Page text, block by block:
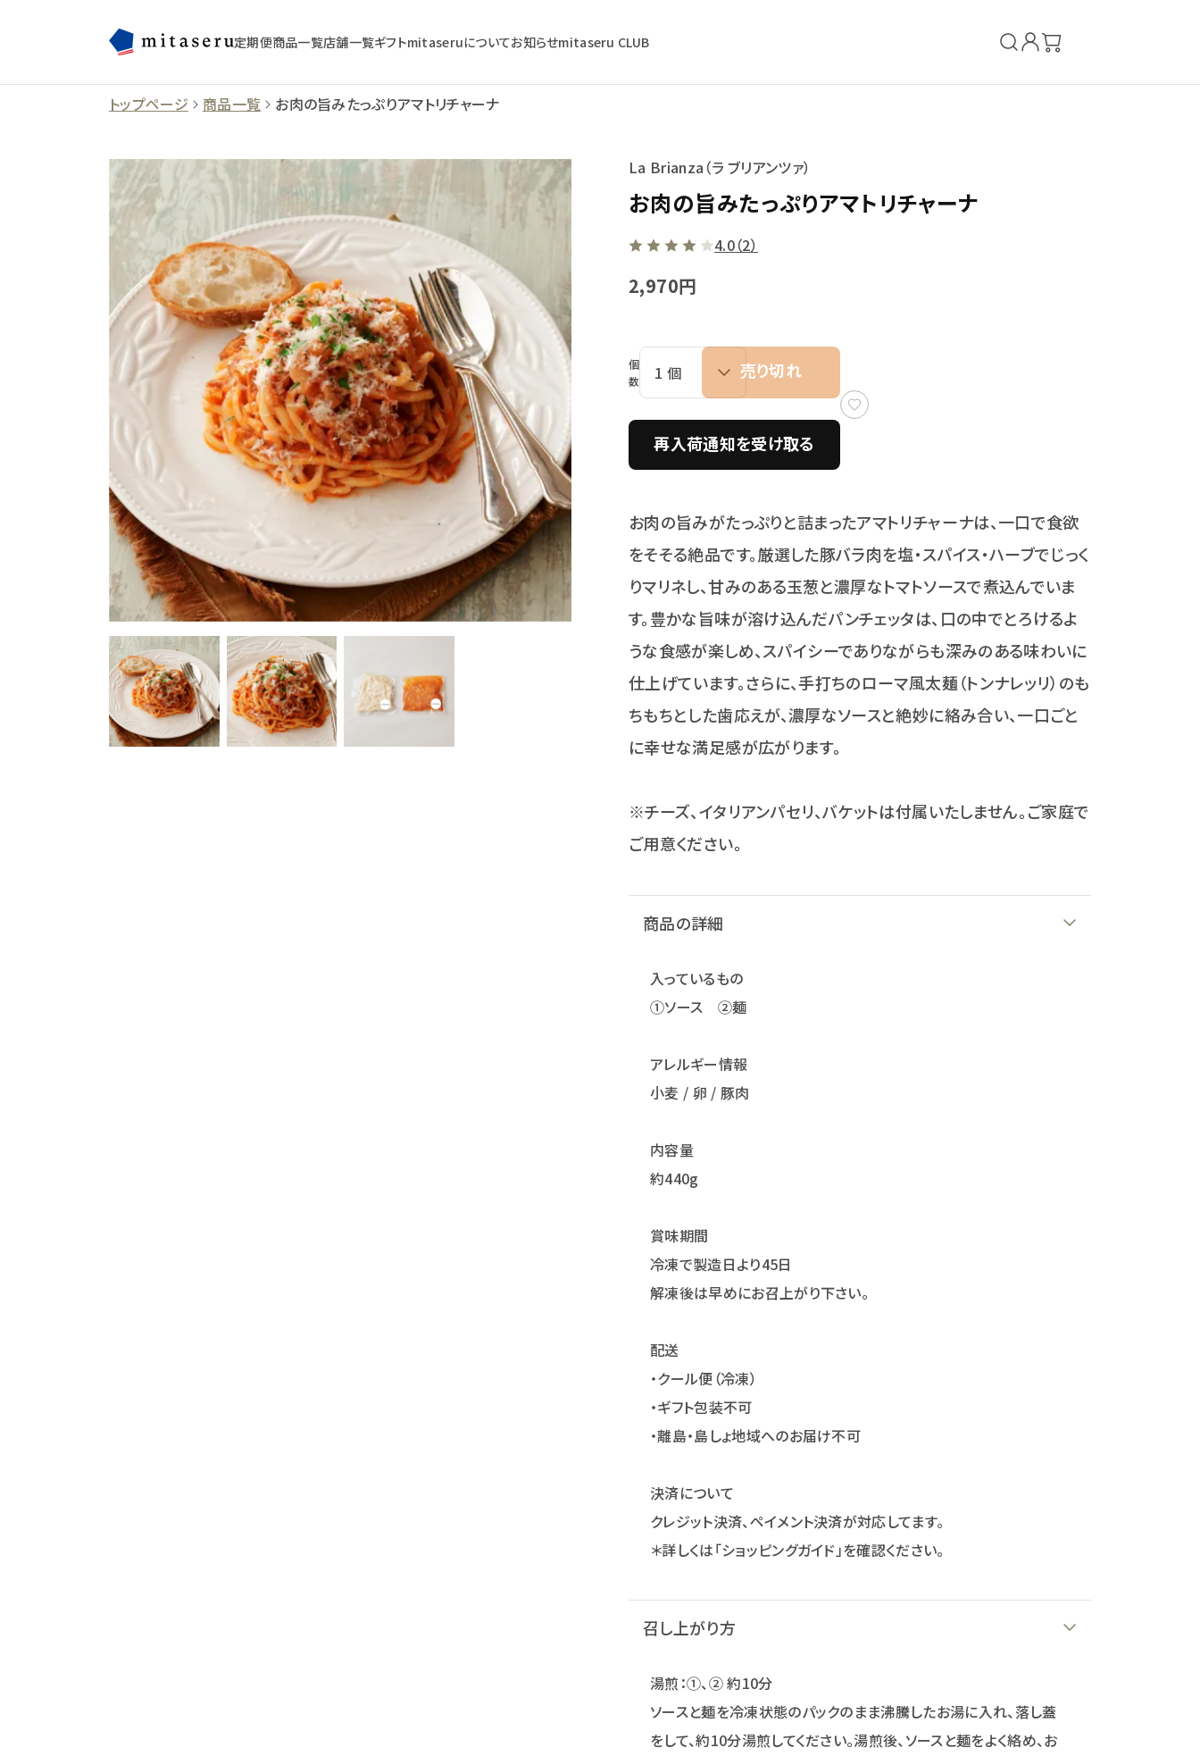
定期便商品一覧店舗一覧ギフトmitaseruについてお知らせmitaseru CLUB
トップページ 商品一覧 お肉の旨みたっぷりアマトリチャーナ
La Brianza（ラ ブリアンツァ）
お肉の旨みたっぷりアマトリチャーナ
4.0（2）
2,970円
個
数
売り切れ
再入荷通知を受け取る
お肉の旨みがたっぷりと詰まったアマトリチャーナは、一口で食欲
をそそる絶品です。厳選した豚バラ肉を塩・スパイス・ハーブでじっく
りマリネし、甘みのある玉葱と濃厚なトマトソースで煮込んでいま
す。豊かな旨味が溶け込んだパンチェッタは、口の中でとろけるよ
うな食感が楽しめ、スパイシーでありながらも深みのある味わいに
仕上げています。さらに、手打ちのローマ風太麺（トンナレッリ）のも
ちもちとした歯応えが、濃厚なソースと絶妙に絡み合い、一口ごと
に幸せな満足感が広がります。
※チーズ、イタリアンパセリ、バケットは付属いたしません。ご家庭で
ご用意ください。
商品の詳細
入っているもの
①ソース ②麺
アレルギー情報
小麦 / 卵 / 豚肉
内容量
約440g
賞味期間
冷凍で製造日より45日
解凍後は早めにお召上がり下さい。
配送
・クール便（冷凍）
・ギフト包装不可
・離島・島しょ地域へのお届け不可
決済について
クレジット決済、ペイメント決済が対応してます。
＊詳しくは「ショッピングガイド」を確認ください。
召し上がり方
湯煎：①、② 約10分
ソースと麺を冷凍状態のパックのまま沸騰したお湯に入れ、落し蓋
をして、約10分湯煎してください。湯煎後、ソースと麺をよく絡め、お